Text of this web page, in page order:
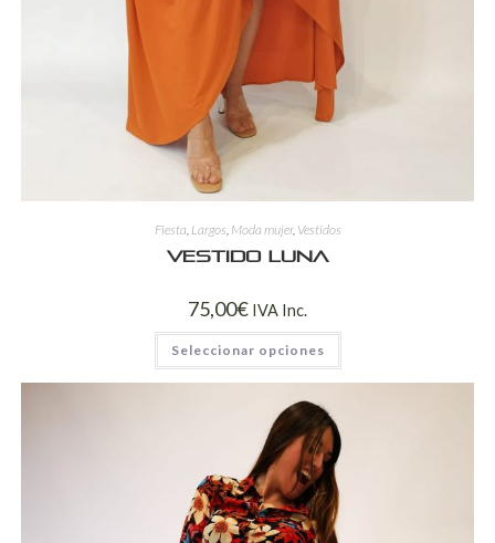
Fiesta Largos Moda mujer, Vestidos
Vestido Luna
75,00€ IVA Inc.
Seleccionar opciones